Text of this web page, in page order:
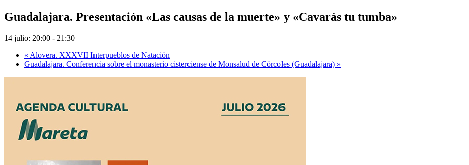
Guadalajara. Presentación «Las causas de la muerte» y «Cavarás tu tumba»
14 julio: 20:00 - 21:30
« Alovera. XXXVII Interpueblos de Natación
Guadalajara. Conferencia sobre el monasterio cisterciense de Monsalud de Córcoles (Guadalajara) »